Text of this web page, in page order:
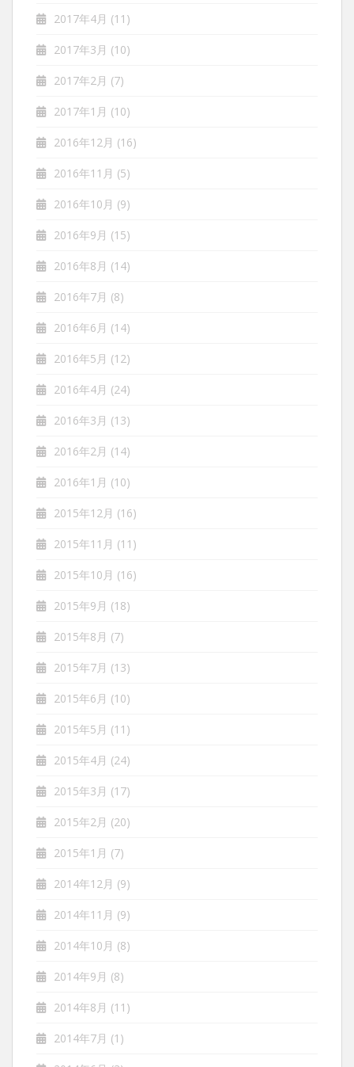
2017年4月 (11)
2017年3月 (10)
2017年2月 (7)
2017年1月 (10)
2016年12月 (16)
2016年11月 (5)
2016年10月 (9)
2016年9月 (15)
2016年8月 (14)
2016年7月 (8)
2016年6月 (14)
2016年5月 (12)
2016年4月 (24)
2016年3月 (13)
2016年2月 (14)
2016年1月 (10)
2015年12月 (16)
2015年11月 (11)
2015年10月 (16)
2015年9月 (18)
2015年8月 (7)
2015年7月 (13)
2015年6月 (10)
2015年5月 (11)
2015年4月 (24)
2015年3月 (17)
2015年2月 (20)
2015年1月 (7)
2014年12月 (9)
2014年11月 (9)
2014年10月 (8)
2014年9月 (8)
2014年8月 (11)
2014年7月 (1)